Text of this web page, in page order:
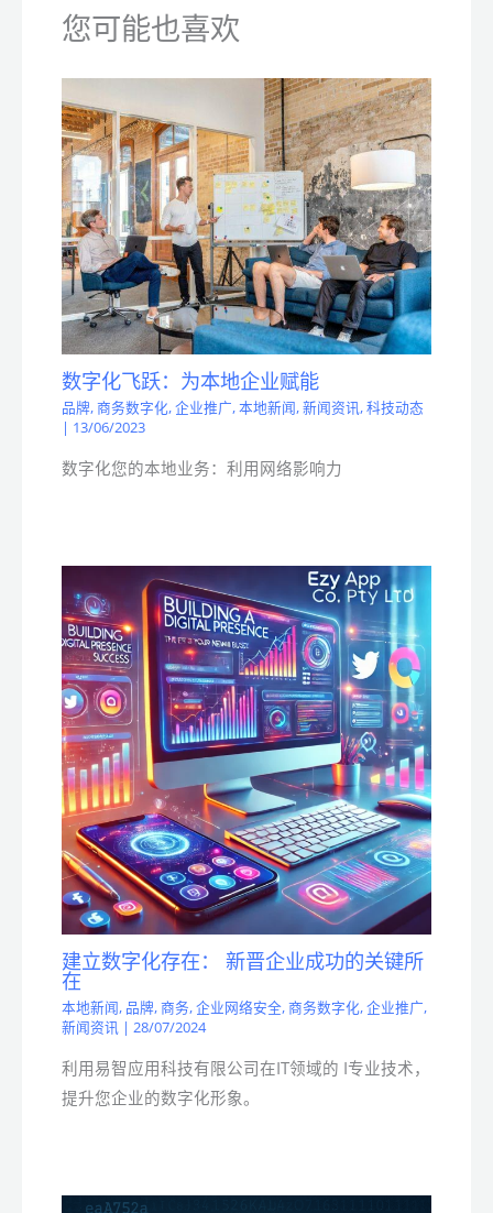
您可能也喜欢
数字化飞跃：为本地企业赋能
品牌,商务数字化,企业推广,本地新闻,新闻资讯,科技动态
| 13/06/2023
数字化您的本地业务：利用网络影响力
建立数字化存在： 新晋企业成功的关键所
在
本地新闻, 品牌,商务,企业网络安全,商务数字化,企业推广,
新闻资讯 |28/07/2024
利用易智应用科技有限公司在IT领域的 I专业技术，
提升您企业的数字化形象。